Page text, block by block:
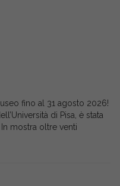
fino al 31 agosto 2026!
di Pisa, è stata
mostra oltre venti